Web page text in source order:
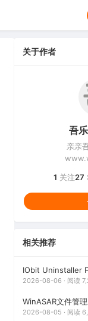
关于作者
吾
亲亲
1 关注27
相关推荐
2026-08-06 · 阅读
2026-08-05 · 阅读